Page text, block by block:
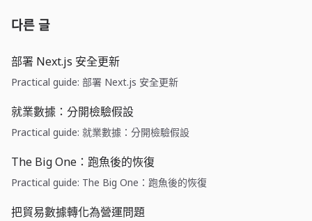
다른 글
部署 Next.js 安全更新
Practical guide: 部署 Next.js 安全更新
就業數據：分開檢驗假設
Practical guide: 就業數據：分開檢驗假設
The Big One：跑魚後的恢復
Practical guide: The Big One：跑魚後的恢復
把貿易數據轉化為營運問題